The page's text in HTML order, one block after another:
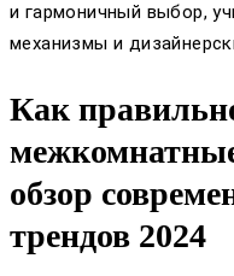
и гармоничный выбор,
механизмы и
Как
обзор
трендов 2024